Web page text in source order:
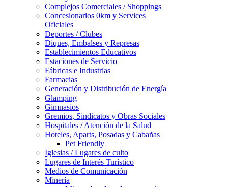
Complejos Comerciales / Shoppings
Concesionarios 0km y Services
Oficiales
Deportes / Clubes
Diques, Embalses y Represas
Establecimientos Educativos
Estaciones de Servicio
Fábricas e Industrias
Farmacias
Generación y Distribución de Energía
Glamping
Gimnasios
Gremios, Sindicatos y Obras Sociales
Hospitales / Atención de la Salud
Hoteles, Aparts, Posadas y Cabañas
Pet Friendly
Iglesias / Lugares de culto
Lugares de Interés Turístico
Medios de Comunicación
Minería